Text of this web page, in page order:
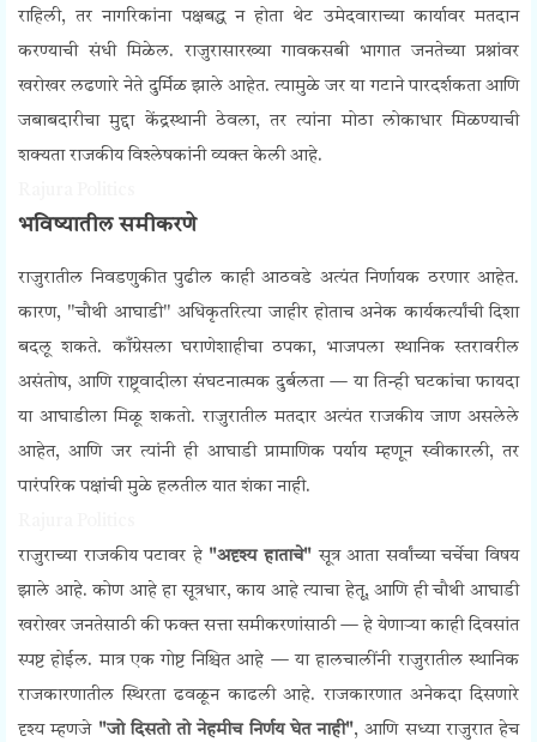
राहिली, तर नागरिकांना पक्षबद्ध न होता थेट उमेदवाराच्या कार्यावर मतदान
करण्याची संधी मिळेल. राजुरासारख्या गावकसबी भागात जनतेच्या प्रश्नांवर
खरोखर लढणारे नेते दुर्मिळ झाले आहेत. त्यामुळे जर या गटाने पारदर्शकता आणि
जबाबदारीचा मुद्दा केंद्रस्थानी ठेवला, तर त्यांना मोठा लोकाधार मिळण्याची
शक्यता राजकीय विश्लेषकांनी व्यक्त केली आहे.
भविष्यातील समीकरणे
राजुरातील निवडणुकीत पुढील काही आठवडे अत्यंत निर्णायक ठरणार आहेत.
कारण, "चौथी आघाडी" अधिकृतरित्या जाहीर होताच अनेक कार्यकर्त्यांची दिशा
बदलू शकते. काँग्रेसला घराणेशाहीचा ठपका, भाजपला स्थानिक स्तरावरील
असंतोष, आणि राष्ट्रवादीला संघटनात्मक दुर्बलता — या तिन्ही घटकांचा फायदा
या आघाडीला मिळू शकतो. राजुरातील मतदार अत्यंत राजकीय जाण असलेले
आहेत, आणि जर त्यांनी ही आघाडी प्रामाणिक पर्याय म्हणून स्वीकारली, तर
पारंपरिक पक्षांची मुळे हलतील यात शंका नाही.
राजुराच्या राजकीय पटावर हे "अदृश्य हाताचे" सूत्र आता सर्वांच्या चर्चेचा विषय
झाले आहे. कोण आहे हा सूत्रधार, काय आहे त्याचा हेतू, आणि ही चौथी आघाडी
खरोखर जनतेसाठी की फक्त सत्ता समीकरणांसाठी — हे येणाऱ्या काही दिवसांत
स्पष्ट होईल.मात्र एक गोष्ट निश्चित आहे — या हालचालींनी राजुरातील स्थानिक
राजकारणातील स्थिरता ढवळून काढली आहे.राजकारणात अनेकदा दिसणारे
दृश्य म्हणजे "जो दिसतो तो नेहमीच निर्णय घेत नाही", आणि सध्या राजुरात हेच